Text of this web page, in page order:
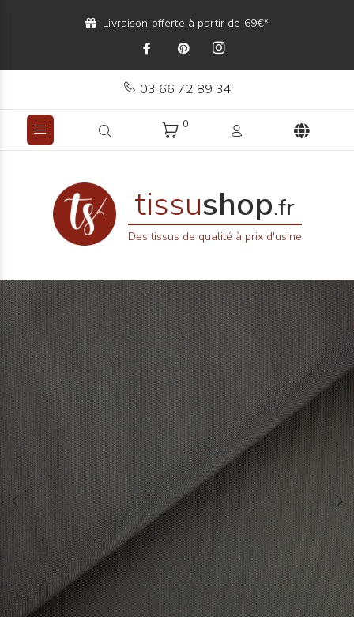
Livraison offerte à partir de 69€*
03 66 72 89 34
0
tissushop.fr
Des tissus de qualité à prix d'usine